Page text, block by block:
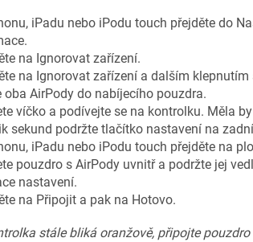
iPadu nebo iPodu touch přejděte do
na Ignorovat zařízení.
na Ignorovat zařízení a dalším
oba AirPody do nabíjecího pouzdra.
víčko a podívejte se na kontrolku. Měla
sekund podržte tlačítko nastavení na
iPadu nebo iPodu touch přejděte na
pouzdro s AirPody uvnitř a podržte jej
nastavení.
na Připojit a pak na Hotovo.
stále bliká oranžově, připojte